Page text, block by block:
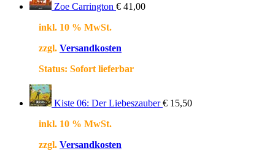
Zoe Carrington € 41,00
inkl. 10 % MwSt.
zzgl. Versandkosten
Status: Sofort lieferbar
Kiste 06: Der Liebeszauber € 15,50
inkl. 10 % MwSt.
zzgl. Versandkosten